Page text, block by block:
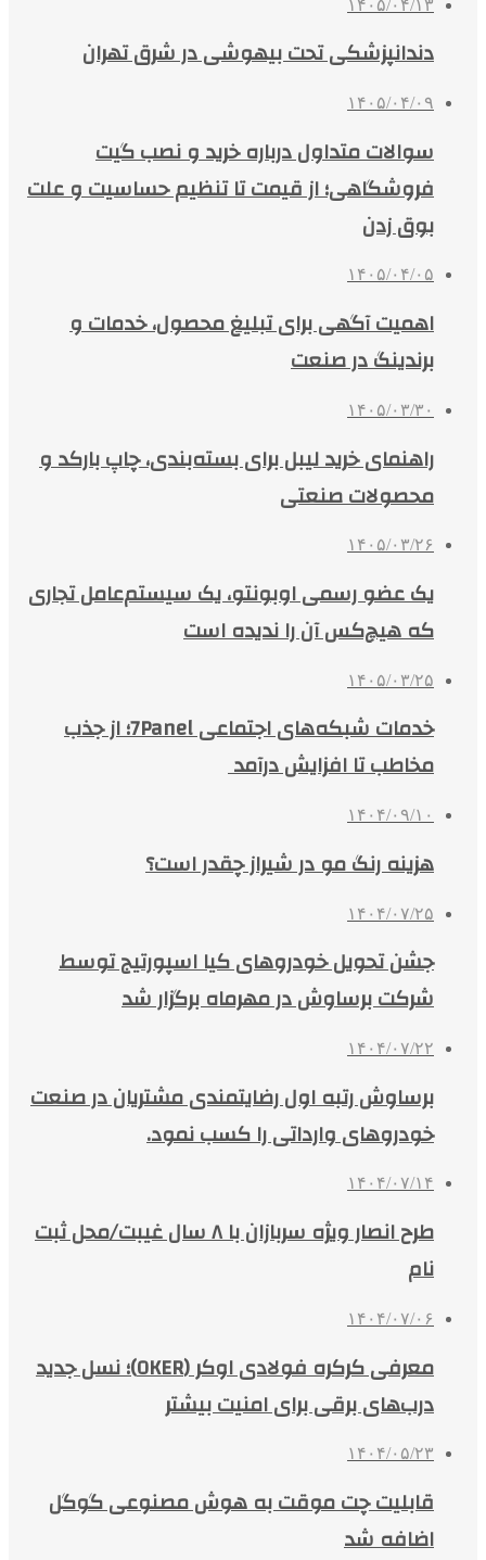
۱۴۰۵/۰۴/۱۳
دندانپزشکی تحت بیهوشی در شرق تهران
۱۴۰۵/۰۴/۰۹
سوالات متداول درباره خرید و نصب گیت
فروشگاهی؛ از قیمت تا تنظیم حساسیت و علت
بوق زدن
۱۴۰۵/۰۴/۰۵
اهمیت آگهی برای تبلیغ محصول، خدمات و
برندینگ در صنعت
۱۴۰۵/۰۳/۳۰
راهنمای خرید لیبل برای بسته‌بندی، چاپ بارکد و
محصولات صنعتی
۱۴۰۵/۰۳/۲۶
یک عضو رسمی اوبونتو، یک سیستم‌عامل تجاری
که هیچ‌کس آن را ندیده است
۱۴۰۵/۰۳/۲۵
خدمات شبکه‌های اجتماعی 7Panel؛ از جذب
مخاطب تا افزایش درآمد
۱۴۰۴/۰۹/۱۰
هزینه رنگ مو در شیراز چقدر است؟
۱۴۰۴/۰۷/۲۵
جشن تحویل خودروهای کیا اسپورتیج توسط
شرکت برساوش در مهرماه برگزار شد
۱۴۰۴/۰۷/۲۲
برساوش رتبه اول رضایتمندی مشتریان در صنعت
خودروهای وارداتی را کسب نمود.
۱۴۰۴/۰۷/۱۴
طرح انصار ویژه سربازان با ۸ سال غیبت/محل ثبت
نام
۱۴۰۴/۰۷/۰۶
معرفی کرکره فولادی اوکر (OKER)؛ نسل جدید
درب‌های برقی برای امنیت بیشتر
۱۴۰۴/۰۵/۲۳
قابلیت چت موقت به هوش مصنوعی گوگل
اضافه شد